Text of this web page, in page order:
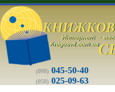
(098) 045-50-40
(050) 025-09-63